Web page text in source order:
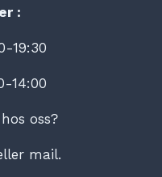
:
19:30
14:00
oss?
mail.